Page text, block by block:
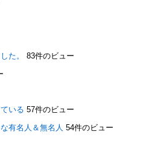
た。
83件のビュー
いる 57件のビュー
有名人＆無名人 54件のビュー